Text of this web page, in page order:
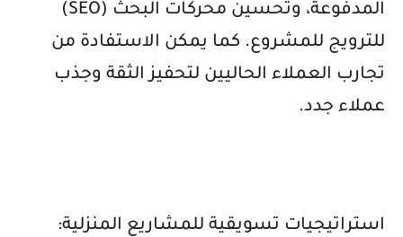
المدفوعة، وتحسين محركات البحث (SEO
)
للترويج للمشروع. كما يمكن الاستفادة من
تجارب العملاء الحاليين لتحفيز الثقة وجذب
عملاء جدد.
استراتيجيات تسويقية للمشاريع المنزلية: